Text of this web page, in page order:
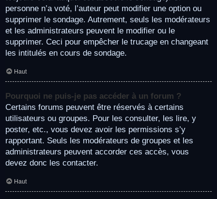
personne n’a voté, l’auteur peut modifier une option ou
supprimer le sondage. Autrement, seuls les modérateurs
et les administrateurs peuvent le modifier ou le
supprimer. Ceci pour empêcher le trucage en changeant
les intitulés en cours de sondage.
Haut
Pourquoi ne puis-je pas accéder à un forum ?
Certains forums peuvent être réservés à certains
utilisateurs ou groupes. Pour les consulter, les lire, y
poster, etc., vous devez avoir les permissions s’y
rapportant. Seuls les modérateurs de groupes et les
administrateurs peuvent accorder ces accès, vous
devez donc les contacter.
Haut